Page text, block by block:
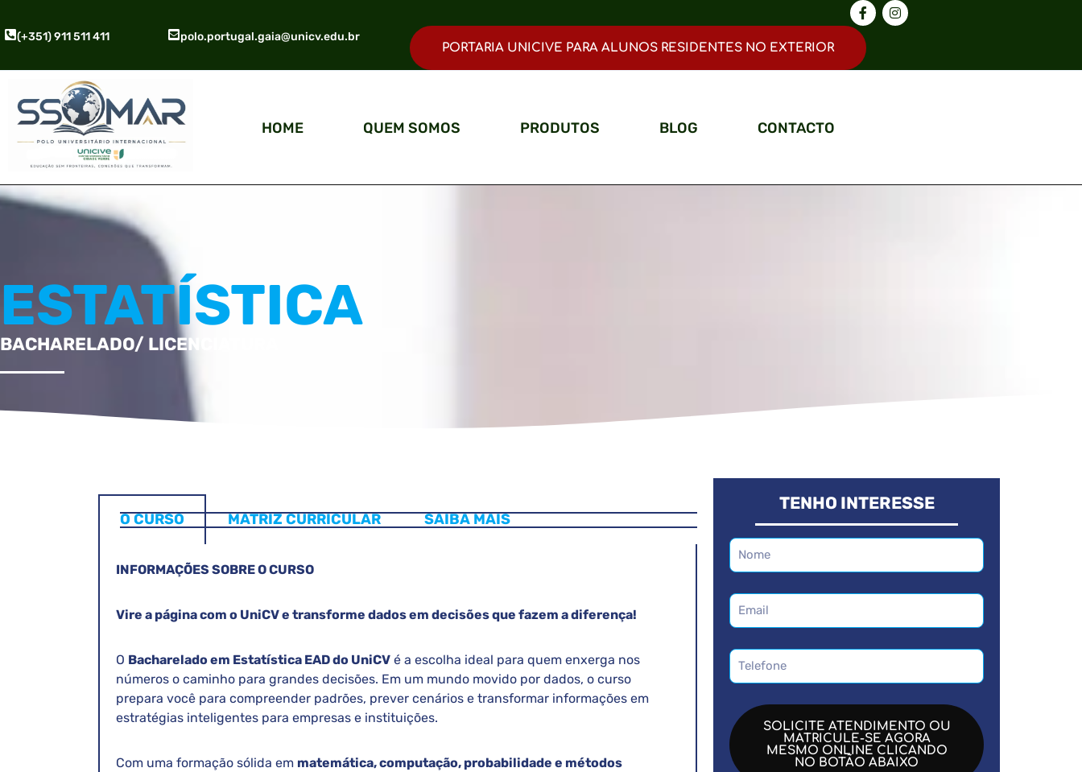
(+351) 911 511 411
polo.portugal.gaia@unicv.edu.br
PORTARIA UNICIVE PARA ALUNOS RESIDENTES NO EXTERIOR
HOME QUEM SOMOS PRODUTOS BLOG CONTACTO
ESTATÍSTICA
BACHARELADO/ LICENCIATURA
O CURSO MATRIZ CURRICULAR SAIBA MAIS
INFORMAÇÕES SOBRE O CURSO
Vire a página com o UniCV e transforme dados em decisões que fazem a diferença!
O Bacharelado em Estatística EAD do UniCV é a escolha ideal para quem enxerga nos
números o caminho para grandes decisões. Em um mundo movido por dados, o curso
prepara você para compreender padrões, prever cenários e transformar informações em
estratégias inteligentes para empresas e instituições.
Com uma formação sólida em matemática, computação, probabilidade e métodos
TENHO INTERESSE
SOLICITE ATENDIMENTO OU
MATRICULE-SE AGORA
MESMO ONLINE CLICANDO
NO BOTÃO ABAIXO